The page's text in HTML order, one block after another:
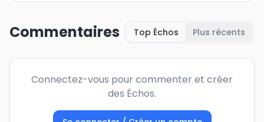
Commentaires Top Échos Plus récents
Connectez-vous pour commenter et créer
des Échos.